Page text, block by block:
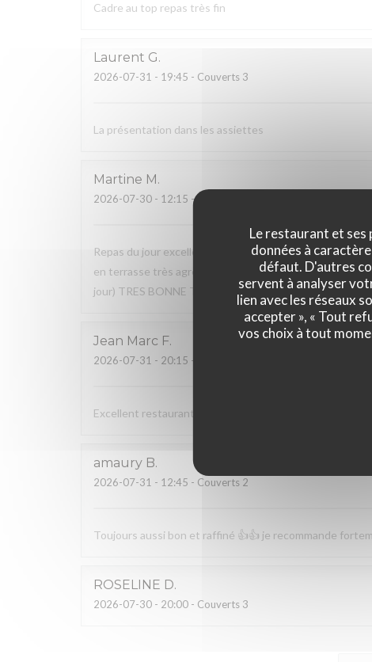
Le restaurant et
données à
défaut. D'autres
servent à analyser
lien avec les réseaux
accepter », « Tout
vos choix à tout
Cadre au top repas très fin
Laurent G
2026-07-31 - 19:45 - Couverts 3
La présentation dans les assiettes
Martine M
2026-07-30 - 12:15 - Couverts 6
Repas du jour excellent, très bon rapport qualité / prix.
en terrasse très agréable, service excellent, à
jour) TRES BONNE TABLE
Jean Marc F
2026-07-31 - 20:15 - Couverts 3
Excellent restaurant bénéficiant d’un cadre reposant à
amaury B
2026-07-31 - 12:45 - Couverts 2
Toujours aussi bon et raffiné 👍👍 je recommande
ROSELINE D
2026-07-30 - 20:00 - Couverts 3